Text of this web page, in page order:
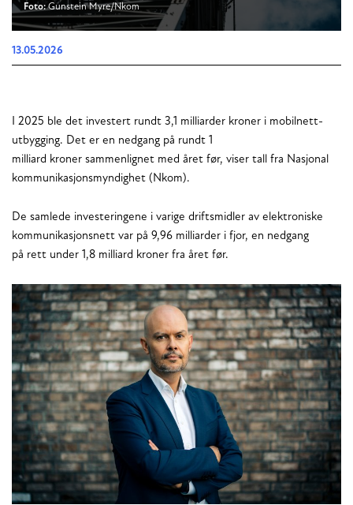
Foto:Gunstein Myre/Nkom
13.05.2026
I 2025 ble det investert rundt 3,1 milliarder kroner i mobilnett-
utbygging. Det er en nedgang på rundt 1
milliard kroner sammenlignet med året før, viser tall fra Nasjonal
kommunikasjonsmyndighet (Nkom).
De samlede investeringene i varige driftsmidler av elektroniske
kommunikasjonsnett var på 9,96 milliarder i fjor, en nedgang
på rett under 1,8 milliard kroner fra året før.